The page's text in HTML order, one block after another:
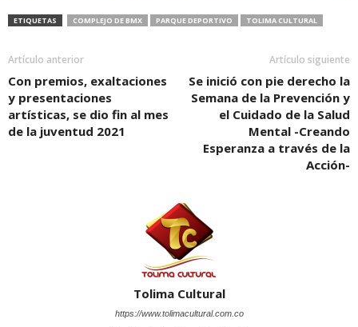
ETIQUETAS COMPLEJO DE BMX PARQUE DEPORTIVO TOLIMA CULTURAL
Artículo anterior
Con premios, exaltaciones
y presentaciones
artísticas, se dio fin al mes
de la juventud 2021
Artículo siguiente
Se inició con pie derecho la
Semana de la Prevención y
el Cuidado de la Salud
Mental -Creando
Esperanza a través de la
Acción-
Tolima Cultural
https://www.tolimacultural.com.co